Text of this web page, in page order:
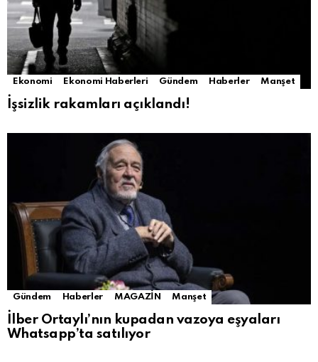
Ekonomi Ekonomi Haberleri Gündem Haberler Manşet
İşsizlik rakamları açıklandı!
Gündem Haberler MAGAZİN Manşet
İlber Ortaylı’nın kupadan vazoya eşyaları
Whatsapp’ta satılıyor